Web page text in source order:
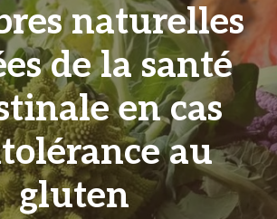
naturelles
de la santé
en cas
au
gluten